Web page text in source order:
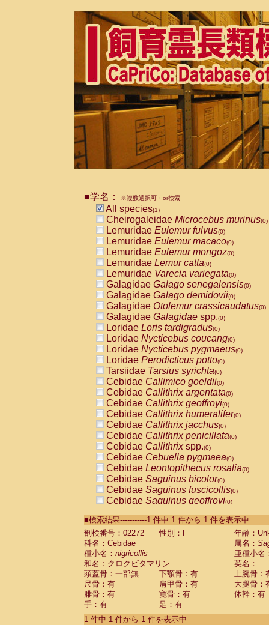
■学名： ※複数選択可・or検索
All species(1)
Cheirogaleidae Microcebus murinus(0)
Lemuridae Eulemur fulvus(0)
Lemuridae Eulemur macaco(0)
Lemuridae Eulemur mongoz(0)
Lemuridae Lemur catta(0)
Lemuridae Varecia variegata(0)
Galagidae Galago senegalensis(0)
Galagidae Galago demidovii(0)
Galagidae Otolemur crassicaudatus(0)
Galagidae Galagidae spp.(0)
Loridae Loris tardigradus(0)
Loridae Nycticebus coucang(0)
Loridae Nycticebus pygmaeus(0)
Loridae Perodicticus potto(0)
Tarsiidae Tarsius syrichta(0)
Cebidae Callimico goeldii(0)
Cebidae Callithrix argentata(0)
Cebidae Callithrix geoffroyi(0)
Cebidae Callithrix humeralifer(0)
Cebidae Callithrix jacchus(0)
Cebidae Callithrix penicillata(0)
Cebidae Callithrixspp.(0)
Cebidae Cebuella pygmaea(0)
Cebidae Leontopithecus rosalia(0)
Cebidae Saguinus bicolor(0)
Cebidae Saguinus fuscicollis(0)
Cebidae Saguinus geoffroyi(0)
CebidaeSaguinus labiatus(0)
Cebidae Saguinus leucopus (0)
Cebidae
CebidaeSaguinus mystax
CebidaeSaguinus nigricollis (1)
Cebidae Saguinus oedipus
Cebidae Saguinus weddelli
Cebidae Saguinusspp.
Cebidae Aotus trivirgatus
Cebidae Cebus albifrons
■検索結果-----------1 件中 1 件から 1 件を表示中
剖検番号：02272
性別：F
年齢：
科名：Cebidae
属名：
種小名： nigricollis
亜種小名
和名：クロクビタマリン
英名：
頭蓋骨：一部無
下顎骨：有
上腕骨：
尺骨：有
肩甲骨：有
大腿骨：
腓骨：有
寛骨：有
体幹：有
手：有
足：有
1 件中 1 件から 1 件を表示中